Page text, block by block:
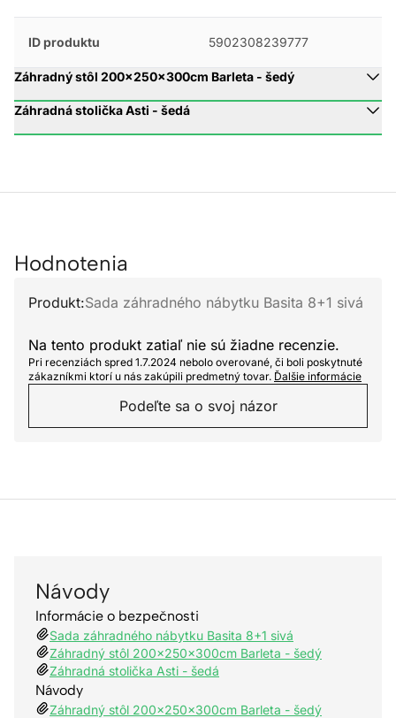
ID produktu 5902308239777
Záhradný stôl 200x250x300cm Barleta - šedý
Záhradná stolička Asti - šedá
Hodnotenia
Produkt:Sada záhradného nábytku Basita 8+1 sivá
Na tento produkt zatiaľ nie sú žiadne recenzie.
Pri recenziách spred 1.7.2024 nebolo overované, či boli poskytnuté
zákazníkmi ktorí u nás zakúpili predmetný tovar. Ďalšie informácie
Podeľte sa o svoj názor
Návody
Informácie o bezpečnosti
Sada záhradného nábytku Basita 8+1 sivá
Záhradný stôl 200x250x300cm Barleta - šedý
Záhradná stolička Asti - šedá
Návody
Záhradný stôl 200x250x300cm Barleta - šedý